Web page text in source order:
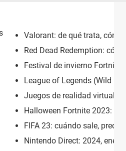
Valorant: de qué trata, cómo
Red Dead Redemption:
Festival de invierno Fortnite
League of Legends (Wild
Juegos de realidad virtual:
Halloween Fortnite 2023:
FIFA 23: cuándo sale,
Nintendo Direct: 2024,